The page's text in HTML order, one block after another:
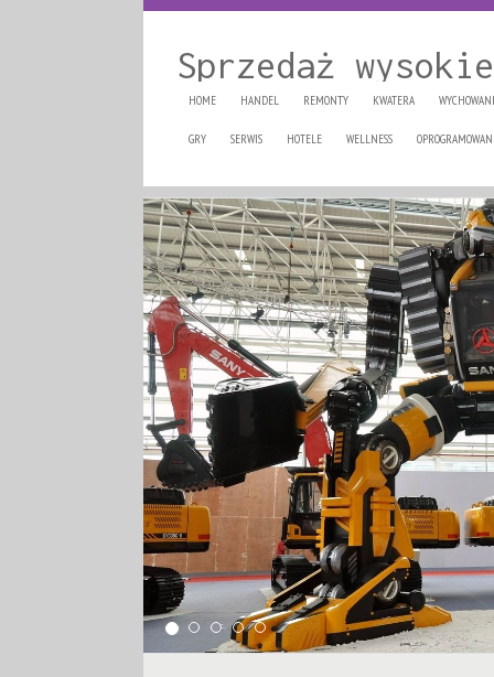
Sprzedaż
HOME HANDEL REMONTY KWATERA
GRY SERWIS HOTELE WELLNESS